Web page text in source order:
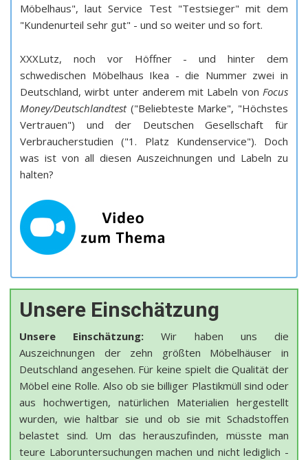
Möbelhaus", laut Service Test "Testsieger" mit dem
"Kundenurteil sehr gut" - und so weiter und so fort.
XXXLutz, noch vor Höffner - und hinter dem
schwedischen Möbelhaus Ikea - die Nummer zwei in
Deutschland, wirbt unter anderem mit Labeln von Focus
Money/Deutschlandtest("Beliebteste Marke", "Höchstes
Vertrauen") und der Deutschen Gesellschaft für
Verbraucherstudien ("1. Platz Kundenservice"). Doch
was ist von all diesen Auszeichnungen und Labeln zu
halten?
Unsere Einschätzung
Unsere Einschätzung: Wir haben uns die
Auszeichnungen der zehn größten Möbelhäuser in
Deutschland angesehen. Für keine spielt die Qualität der
Möbel eine Rolle. Also ob sie billiger Plastikmüll sind oder
aus hochwertigen, natürlichen Materialien hergestellt
wurden, wie haltbar sie und ob sie mit Schadstoffen
belastet sind. Um das herauszufinden, müsste man
teure Laboruntersuchungen machen und nicht lediglich -